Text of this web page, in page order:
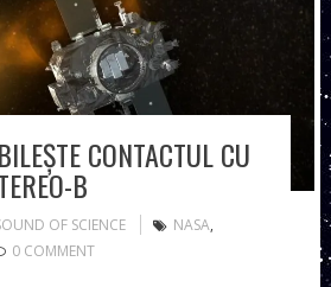
CONTACTUL CU
B
OF SCIENCE NASA,
0 COMMENT